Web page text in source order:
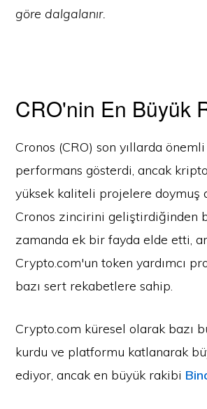
göre dalgalanır.
CRO'nin En Büyük
Cronos (CRO) son yıllarda
performans gösterdi, ancak
yüksek kaliteli projelere doymuş
Cronos zincirini geliştirdiğinden
zamanda ek bir fayda elde etti,
Crypto.com'un token yardımcı
bazı sert rekabetlere sahip.
Crypto.com küresel olarak bazı
kurdu ve platformu katlanarak
ediyor, ancak en büyük rakibi